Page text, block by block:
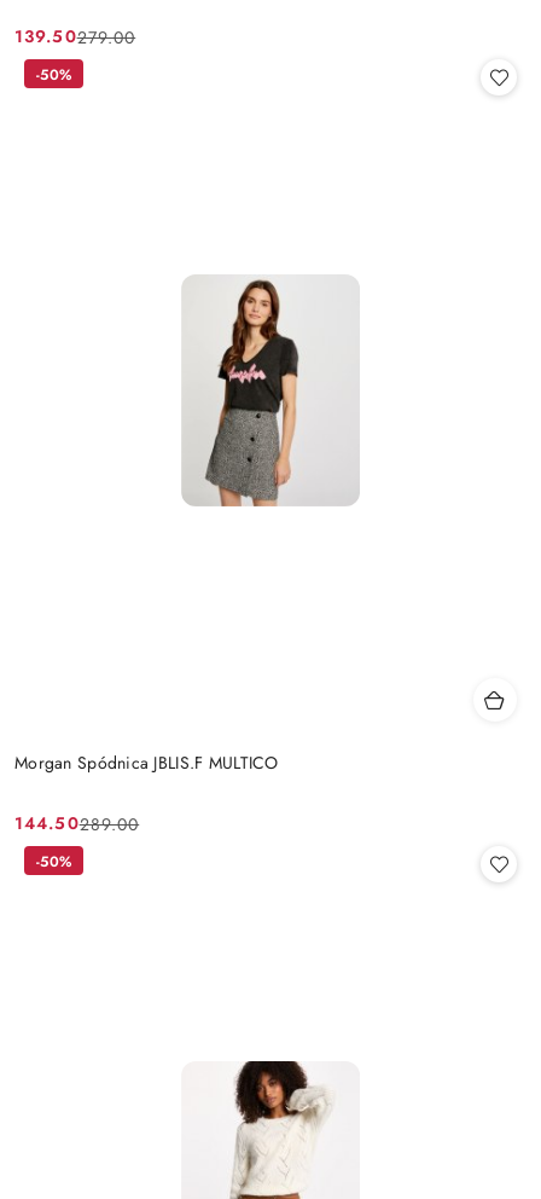
Cena
promocyjna:
139.50
Cena
przed
279.00
Morgan Spódnica JBLIS.F MULTICO
Cena
promocyjna:
144.50
Cena
przed
289.00
-50%
-50%